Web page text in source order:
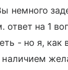
немного
ответ на 1
- но я, как